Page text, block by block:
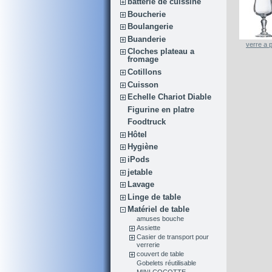
Boucherie
Boulangerie
Buanderie
Cloches plateau a
fromage
Cotillons
Cuisson
Echelle Chariot Diable
Figurine en platre
Foodtruck
Hôtel
Hygiène
iPods
jetable
Lavage
Linge de table
Matériel de table
amuses bouche
Assiette
Casier de transport pour
verrerie
couvert de table
Gobelets réutilisable
verre a